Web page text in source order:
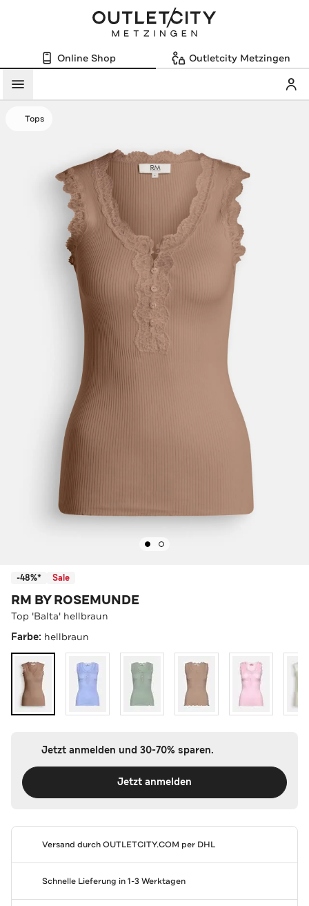
Online Shop Outletcity Metzingen
Menü
Tops
-48%* Sale
RM BY ROSEMUNDE
Top 'Balta' hellbraun
Farbe: hellbraun
Jetzt anmelden und 30-70% sparen.
Jetzt anmelden
Versand durchOUTLETCITY.COM per DHL
Schnelle Lieferung in 1-3 Werktagen